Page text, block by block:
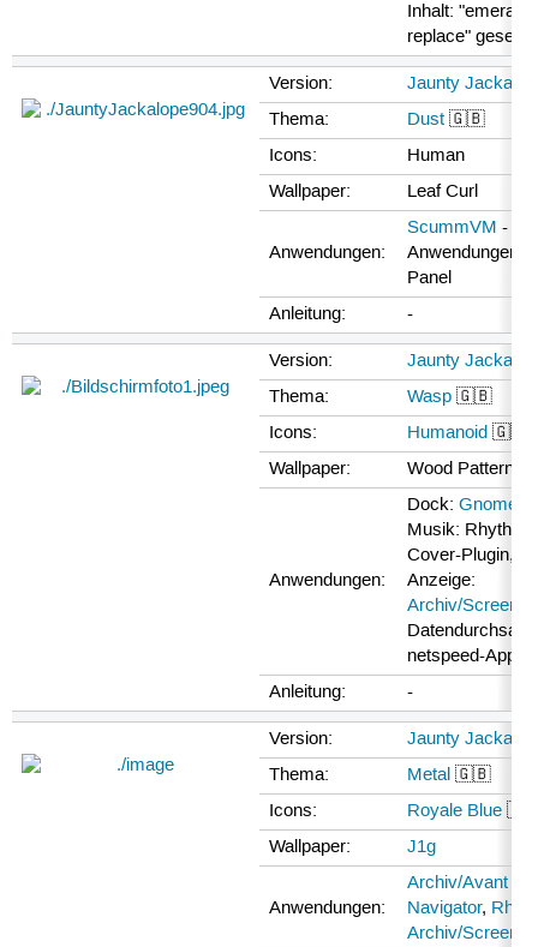
Inhalt: "emerald
replace"
Version:
Jaunty
Thema:
Dust 🇬🇧
Icons:
Human
Wallpaper:
Leaf Curl
Anwendungen:
ScummVM -
Anwendungen
Panel
Anleitung:
-
Version:
Jaunty
Thema:
Wasp 🇬🇧
Icons:
Humanoid 🇬🇧
Wallpaper:
Wood Pattern
Anwendungen:
Dock:Gnome-
Musik:
Cover-Plugin,
Anzeige:
Archiv/
Datendurchsatz:
netspeed-Applet
Anleitung:
-
Version:
Jaunty
Thema:
Metal 🇬🇧
Icons:
Royale Blue
Wallpaper:
J1g
Anwendungen:
Archiv/Avant
Navigator,
Archiv/